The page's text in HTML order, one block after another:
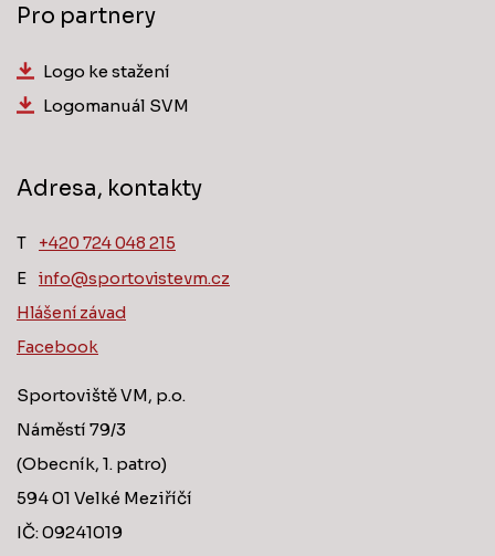
Pro partnery
Logo ke stažení
Logomanuál SVM
Adresa, kontakty
T
‭+420 724 048 215‬
E
info@sportovistevm.cz
Hlášení závad
Facebook
Sportoviště VM, p.o.
Náměstí 79/3
(Obecník, 1. patro)
594 01 Velké Meziříčí
IČ: 09241019